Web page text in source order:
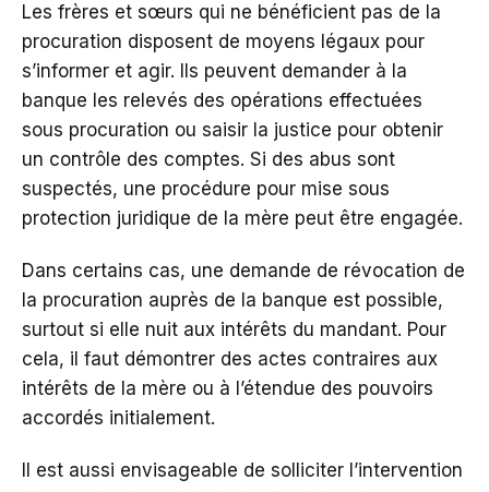
Les frères et sœurs qui ne bénéficient pas de la
procuration disposent de moyens légaux pour
s’informer et agir. Ils peuvent demander à la
banque les relevés des opérations effectuées
sous procuration ou saisir la justice pour obtenir
un contrôle des comptes. Si des abus sont
suspectés, une procédure pour mise sous
protection juridique de la mère peut être engagée.
Dans certains cas, une demande de révocation de
la procuration auprès de la banque est possible,
surtout si elle nuit aux intérêts du mandant. Pour
cela, il faut démontrer des actes contraires aux
intérêts de la mère ou à l’étendue des pouvoirs
accordés initialement.
Il est aussi envisageable de solliciter l’intervention